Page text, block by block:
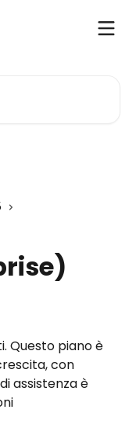
Questo piano è
con
assistenza è